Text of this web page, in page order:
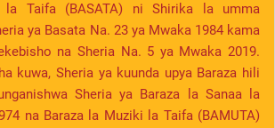
la Taifa (BASATA) ni Shirika la umma
ya Basata Na. 23 ya Mwaka 1984 kama
na Sheria Na. 5 ya Mwaka 2019.
kuwa, Sheria ya kuunda upya Baraza hili
Sheria ya Baraza la Sanaa la
na Baraza la Muziki la Taifa (BAMUTA)